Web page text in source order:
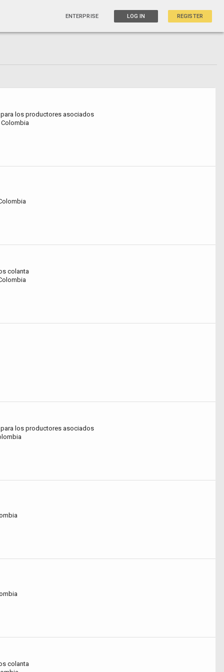
ENTERPRISE LOG IN REGISTER
los productores asociados
colanta
los productores asociados
colanta